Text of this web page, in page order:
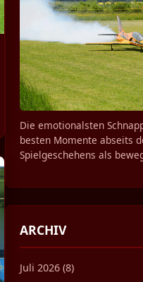
Die emotionalsten
besten Momente abseits
Spielgeschehens als
ARCHIV
Juli 2026 (8)